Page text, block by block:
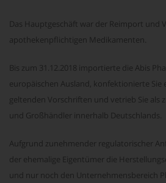
Das Hauptgeschäft war der Reimport und
apothekenpflichtigen Medikamenten.
Bis zum 31.12.2018 importierte die Abis
europäischen Ausland, konfektionierte Sie
geltenden Vorschriften und vetrieb Sie als
und Großhändler innerhalb Deutschlands.
Aufgrund zunehmender regulatorischer
der ehemalige Eigentümer die
und nur noch den Unternehmensbereich